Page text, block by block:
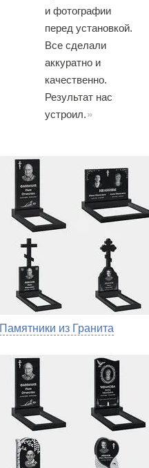
и фотографии
перед установкой.
Все сделали
аккуратно и
качественно.
Результат нас
устроил.
Памятники из Гранита